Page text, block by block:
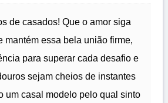
de casados! Que o amor siga
mantém essa bela união firme,
para superar cada desafio e
sejam cheios de instantes
um casal modelo pelo qual sinto